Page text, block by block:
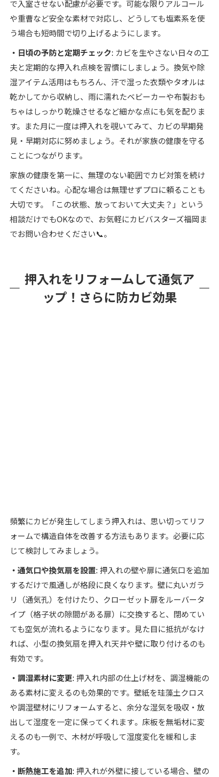
で入室させない配慮が必要です。可能な限りアルコール
や重曹など安全な素材で対応し、どうしても塩素系を使
う場合も短時間で切り上げるようにします。
・日頃の予防と定期チェック: カビを生やさない日々の工
夫と定期的な押入れ点検を習慣にしましょう。換気や除
湿アイテム活用はもちろん、汗で湿った衣類やタオルは
乾かしてから収納し、雨に濡れたベビーカーや布製おも
ちゃはしっかり乾燥させるなど細かな点にも気を配りま
す。また月に一度は押入れを覗いてみて、カビの早期発
見・早期対応に努めましょう。それが家族の健康を守る
ことにつながります。
家族の健康を第一に、無理のない範囲でカビ対策を続け
てくださいね。心配な場合は無理せずプロに頼ることも
大切です。「この状態、放っておいて大丈夫？」という
相談だけでもOKなので、お気軽にカビバスターズ福岡ま
でお問い合わせください📞。
押入れをリフォームして通気ア
ップ！さらに防カビ効果
頻繁にカビが発生してしまう押入れは、思い切ってリフ
ォームで構造自体を改善する方法もあります。必要に応
じて検討してみましょう。
・通気口や換気扇を設置: 押入れの壁や扉に通気口を追加
するだけで風通しが格段に良くなります。壁に丸いガラ
リ（通気孔）を付けたり、クローゼット扉をルーバータ
イプ（格子状の隙間がある扉）に交換すると、閉めてい
ても空気が流れるようになります​。見た目に抵抗がなけ
れば、小型の換気扇を押入れ天井や壁に取り付けるのも
有効です。
・調湿素材に変更: 押入れ内部の仕上げ材を、調湿機能の
ある素材に変えるのも効果的です。壁紙を珪藻土クロス
や調湿壁材にリフォームすると、余分な湿気を吸収・放
出して湿度を一定に保ってくれます​。床板を無垢材に変
えるのも一例で、木材が呼吸して湿度変化を緩和しま
す。
・断熱施工を追加: 押入れが外壁に接している場合、壁の